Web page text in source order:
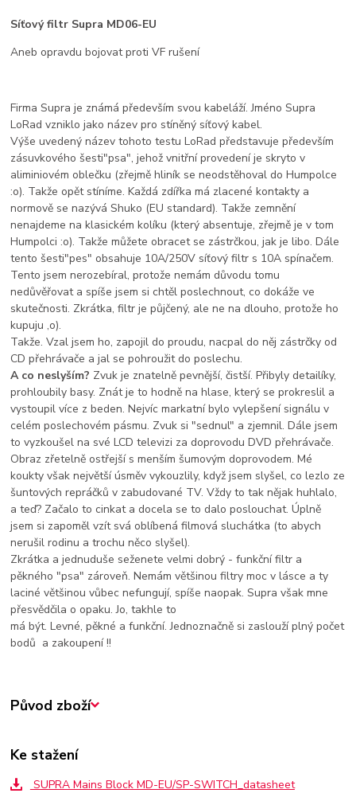
Síťový filtr Supra MD06-EU
Aneb opravdu bojovat proti VF rušení
Firma Supra je známá především svou kabeláží. Jméno Supra
LoRad vzniklo jako název pro stíněný síťový kabel.
Výše uvedený název tohoto testu LoRad představuje především
zásuvkového šesti"psa", jehož vnitřní provedení je skryto v
aliminiovém oblečku (zřejmě hliník se neodstěhoval do Humpolce
:o). Takže opět stíníme. Každá zdířka má zlacené kontakty a
normově se nazývá Shuko (EU standard). Takže zemnění
nenajdeme na klasickém kolíku (který absentuje, zřejmě je v tom
Humpolci :o). Takže můžete obracet se zástrčkou, jak je libo. Dále
tento šesti"pes" obsahuje 10A/250V síťový filtr s 10A spínačem.
Tento jsem nerozebíral, protože nemám důvodu tomu
nedůvěřovat a spíše jsem si chtěl poslechnout, co dokáže ve
skutečnosti. Zkrátka, filtr je půjčený, ale ne na dlouho, protože ho
kupuju ,o).
Takže. Vzal jsem ho, zapojil do proudu, nacpal do něj zástrčky od
CD přehrávače a jal se pohroužit do poslechu.
A co neslyším? Zvuk je znatelně pevnější, čistší. Přibyly detailíky,
prohloubily basy. Znát je to hodně na hlase, který se prokreslil a
vystoupil více z beden. Nejvíc markatní bylo vylepšení signálu v
celém poslechovém pásmu. Zvuk si "sednul" a zjemnil. Dále jsem
to vyzkoušel na své LCD televizi za doprovodu DVD přehrávače.
Obraz zřetelně ostřejší s menším šumovým doprovodem. Mé
koukty však největší úsměv vykouzlily, když jsem slyšel, co lezlo ze
šuntových repráčků v zabudované TV. Vždy to tak nějak huhlalo,
a teď? Začalo to cinkat a docela se to dalo poslouchat. Úplně
jsem si zapoměl vzít svá oblíbená filmová sluchátka (to abych
nerušil rodinu a trochu něco slyšel).
Zkrátka a jednuduše seženete velmi dobrý - funkční filtr a
pěkného "psa" zároveň. Nemám většinou filtry moc v lásce a ty
laciné většinou vůbec nefungují, spíše naopak. Supra však mne
přesvědčila o opaku. Jo, takhle to
má být. Levné, pěkné a funkční. Jednoznačně si zaslouží plný počet
bodů a zakoupení !!
Původ zboží
Ke stažení
SUPRA Mains Block MD-EU/SP-SWITCH_datasheet